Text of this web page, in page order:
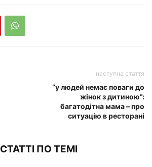
наступна стаття
“у людей немає поваги до
жінок з дитиною”:
багатодітна мама – про
ситуацію в ресторані
СТАТТІ ПО ТЕМІ